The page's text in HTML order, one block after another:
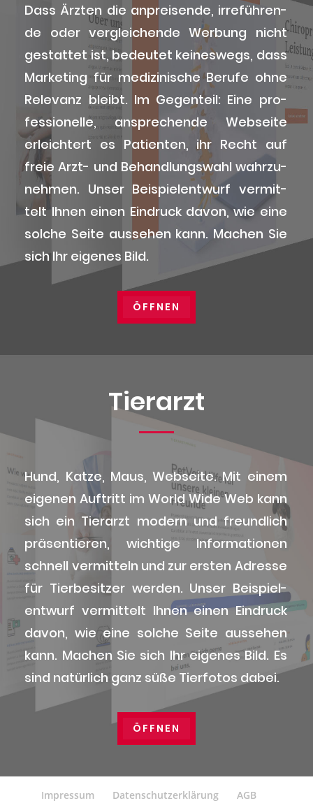
Dass Ärz­ten die anprei­sen­de, irre­füh­ren­
de oder ver­glei­chen­de Wer­bung nicht
gestat­tet ist, bedeu­tet kei­nes­wegs, dass
Mar­ke­ting für medi­zi­ni­sche Beru­fe ohne
Rele­vanz bleibt. Im Gegen­teil: Eine pro­
fes­sio­nel­le, anspre­chen­de Web­sei­te
erleich­tert es Pati­en­ten, ihr Recht auf
freie Arzt- und Behand­lungs­wahl wahr­zu­
neh­men. Unser Bei­spiel­ent­wurf ver­mit­
telt Ihnen einen Ein­druck davon, wie eine
sol­che Sei­te aus­se­hen kann. Machen Sie
sich Ihr eige­nes Bild.
ÖFF­NEN
Tier­arzt
Hund, Kat­ze, Maus, Web­sei­te. Mit einem
eige­nen Auf­tritt im World Wide Web kann
sich ein Tier­arzt modern und freund­lich
prä­sen­tie­ren, wich­ti­ge Infor­ma­tio­nen
schnell ver­mit­teln und zur ers­ten Adres­se
für Tier­be­sit­zer wer­den. Unser Bei­spiel­
ent­wurf ver­mit­telt Ihnen einen Ein­druck
davon, wie eine sol­che Sei­te aus­se­hen
kann. Machen Sie sich Ihr eige­nes Bild. Es
sind natür­lich ganz süße Tier­fo­tos dabei.
ÖFF­NEN
Impres­sum Daten­schutz­er­klä­rung AGB